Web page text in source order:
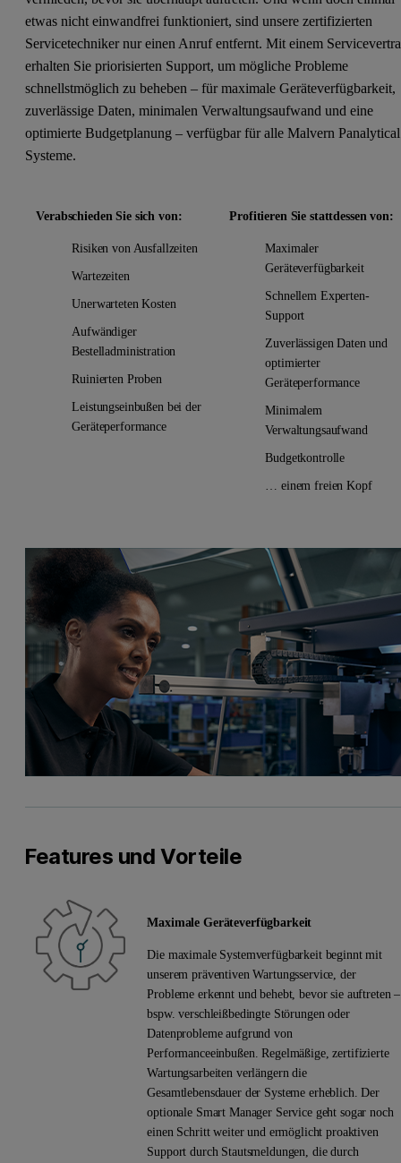
etwas nicht einwandfrei funktioniert, sind unsere zertifizierten
Servicetechniker nur einen Anruf entfernt. Mit einem
erhalten Sie priorisierten Support, um mögliche Probleme
schnellstmöglich zu beheben – für maximale Geräteverfügbarkeit,
zuverlässige Daten, minimalen Verwaltungsaufwand und eine
optimierte Budgetplanung – verfügbar für alle Malvern Panalytical
Systeme.
Verabschieden Sie sich von:
Risiken von Ausfallzeiten
Wartezeiten
Unerwarteten Kosten
Aufwändiger
Bestelladministration
Ruinierten Proben
Leistungseinbußen bei der
Geräteperformance
Profitieren Sie stattdessen von:
Maximaler
Geräteverfügbarkeit
Schnellem Experten-
Support
Zuverlässigen Daten und
optimierter
Geräteperformance
Minimalem
Verwaltungsaufwand
Budgetkontrolle
… einem freien Kopf
Features und Vorteile
Maximale Geräteverfügbarkeit
Die maximale Systemverfügbarkeit beginnt mit
unserem präventiven Wartungsservice, der
Probleme erkennt und behebt, bevor sie auftreten –
bspw. verschleißbedingte Störungen oder
Datenprobleme aufgrund von
Performanceeinbußen. Regelmäßige, zertifizierte
Wartungsarbeiten verlängern die
Gesamtlebensdauer der Systeme erheblich. Der
optionale Smart Manager Service geht sogar noch
einen Schritt weiter und ermöglicht proaktiven
Support durch Stautsmeldungen, die durch